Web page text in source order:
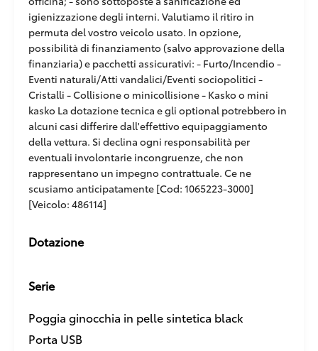
igienizzazione degli interni. Valutiamo il ritiro in
permuta del vostro veicolo usato. In opzione,
possibilità di finanziamento (salvo approvazione della
finanziaria) e pacchetti assicurativi: - Furto/Incendio -
Eventi naturali/Atti vandalici/Eventi sociopolitici -
Cristalli - Collisione o minicollisione - Kasko o mini
kasko La dotazione tecnica e gli optional potrebbero in
alcuni casi differire dall'effettivo equipaggiamento
della vettura. Si declina ogni responsabilità per
eventuali involontarie incongruenze, che non
rappresentano un impegno contrattuale. Ce ne
scusiamo anticipatamente [Cod: 1065223-3000]
[Veicolo: 486114]
Dotazione
Serie
Poggia ginocchia in pelle sintetica black
Porta USB